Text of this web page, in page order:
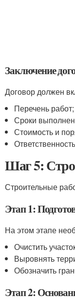
Заключение
Договор должен
Перечень работ;
Сроки
Стоимость и
Шаг 5:
Строительные
Этап 1:
На этом этапе
Очистить
Выровнять
Обозначить
Этап 2: